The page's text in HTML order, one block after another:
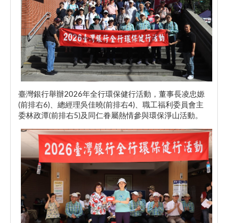
臺灣銀行舉辦2026年全行環保健行活動，董事長凌忠嫄
(前排右6)、總經理吳佳曉(前排右4)、職工福利委員會主
委林政潭(前排右5)及同仁眷屬熱情參與環保淨山活動。